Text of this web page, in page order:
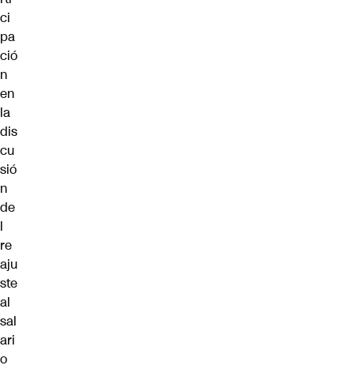
ci
pa
ció
n
en
la
dis
cu
sió
n
de
l
re
aju
ste
al
sal
ari
o